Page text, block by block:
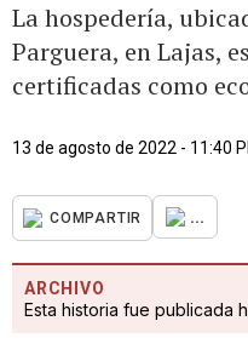
La hospedería,
Parguera, en Lajas,
certificadas como
13 de agosto de 2022 - 11:40
COMPARTIR ...
ARCHIVO
Esta historia fue publicada